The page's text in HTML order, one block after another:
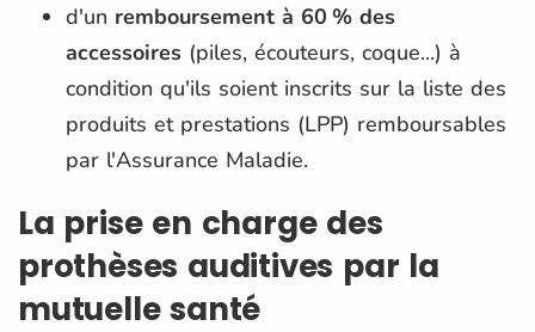
d'un remboursement à 60 % des
accessoires (piles, écouteurs, coque...) à
condition qu'ils soient inscrits sur la liste des
produits et prestations (LPP) remboursables
par l'Assurance Maladie.
La prise en charge des
prothèses auditives par la
mutuelle santé